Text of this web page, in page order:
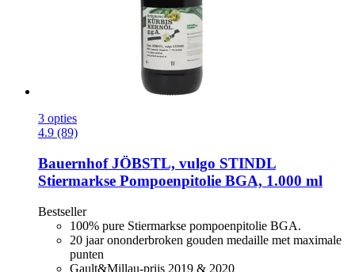
3 opties
4.9 (89)
Bauernhof JÖBSTL, vulgo STINDL
Stiermarkse Pompoenpitolie BGA, 1.000 ml
Bestseller
100% pure Stiermarkse pompoenpitolie BGA.
20 jaar ononderbroken gouden medaille met maximale
punten
Gault&Millau-prijs 2019 & 2020